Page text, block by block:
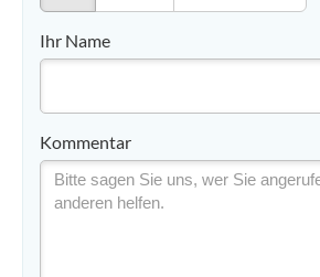
Ihr Name
Kommentar